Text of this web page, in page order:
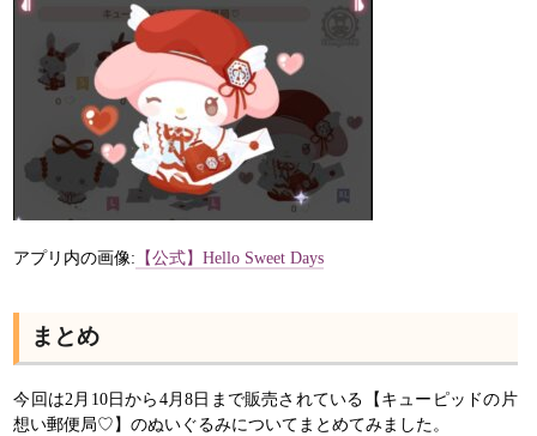
アプリ内の画像: 【公式】Hello Sweet Days
まとめ
今回は2月10日から4月8日まで販売されている【キューピッドの片
想い郵便局♡】のぬいぐるみについてまとめてみました。